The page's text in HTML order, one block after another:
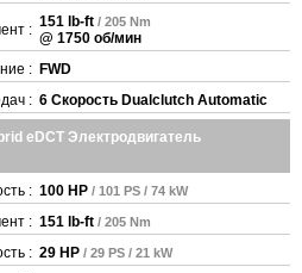
: 151 lb-ft / 205 Nm
@ 1750 об/мин
: FWD
: 6 Скорость Dualclutch Automatic
eDCT Электродвигатель
: 100 HP / 101 PS / 74 kW
: 151 lb-ft / 205 Nm
: 29 HP / 29 PS / 21 kW